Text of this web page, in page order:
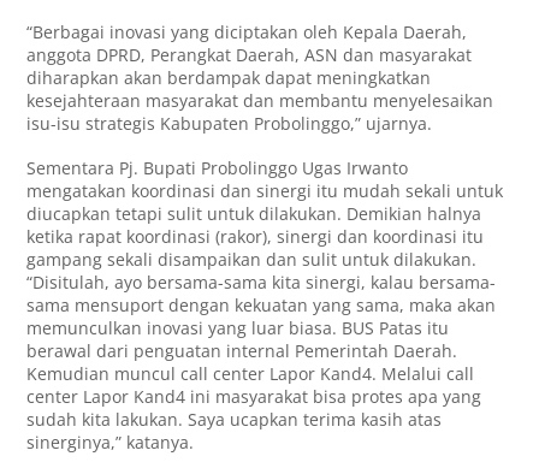
“Berbagai inovasi yang diciptakan oleh Kepala Daerah,
anggota DPRD, Perangkat Daerah, ASN dan masyarakat
diharapkan akan berdampak dapat meningkatkan
kesejahteraan masyarakat dan membantu menyelesaikan
isu-isu strategis Kabupaten Probolinggo,” ujarnya.
Sementara Pj. Bupati Probolinggo Ugas Irwanto
mengatakan koordinasi dan sinergi itu mudah sekali untuk
diucapkan tetapi sulit untuk dilakukan. Demikian halnya
ketika rapat koordinasi (rakor), sinergi dan koordinasi itu
gampang sekali disampaikan dan sulit untuk dilakukan.
“Disitulah, ayo bersama-sama kita sinergi, kalau bersama-
sama mensuport dengan kekuatan yang sama, maka akan
memunculkan inovasi yang luar biasa. BUS Patas itu
berawal dari penguatan internal Pemerintah Daerah.
Kemudian muncul call center Lapor Kand4. Melalui call
center Lapor Kand4 ini masyarakat bisa protes apa yang
sudah kita lakukan. Saya ucapkan terima kasih atas
sinerginya,” katanya.